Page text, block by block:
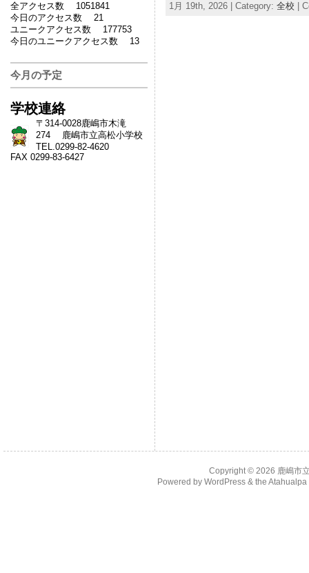
全アクセス数 1051841
今日のアクセス数 21
ユニークアクセス数 177753
今日のユニークアクセス数 13
今月の予定
学校連絡
〒314-0028鹿嶋市木滝
274 鹿嶋市立高松小学校
TEL.0299-82-4620
FAX 0299-83-6427
1月 19th, 2026 | Category: 全校
Copyright © 2026 鹿嶋市
Powered by WordPress& the Atahualpa